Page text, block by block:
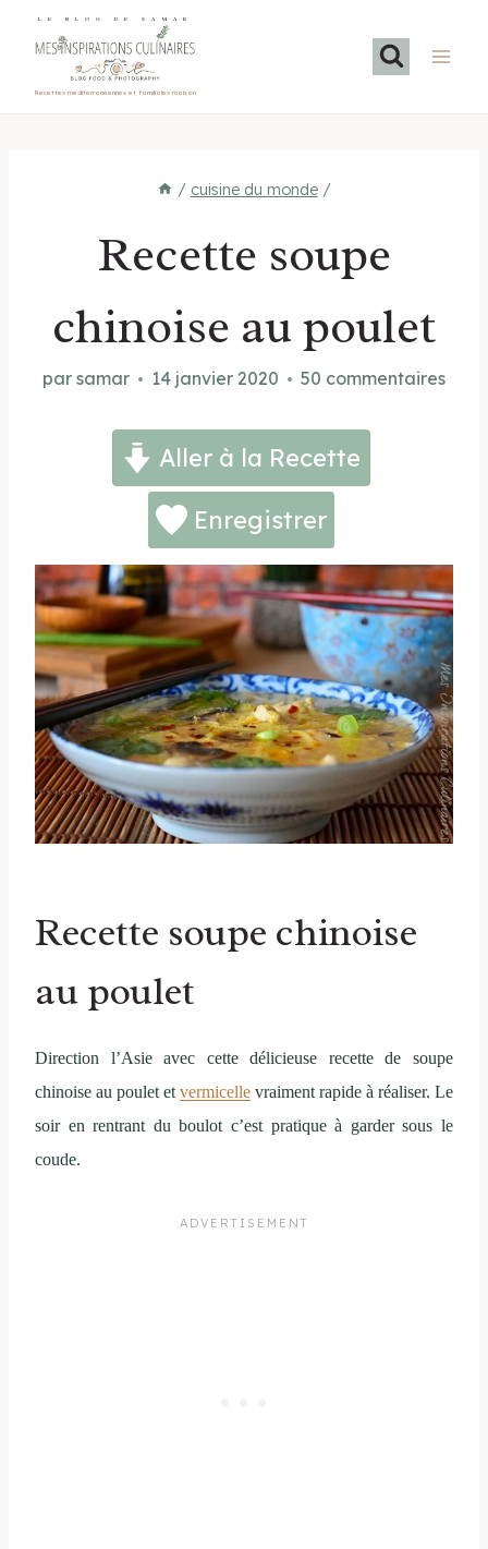
LE BLOG DE SAMAR
Recettes méditerranéennes et familiales maison
/ cuisine du monde /
Recette soupe
chinoise au poulet
par samar 14 janvier 2020 50 commentaires
Aller à la Recette
Enregistrer
Recette soupe chinoise
au poulet
Direction l’Asie avec cette délicieuse recette de soupe
chinoise au poulet et vermicelle vraiment rapide à réaliser. Le
soir en rentrant du boulot c’est pratique à garder sous le
coude.